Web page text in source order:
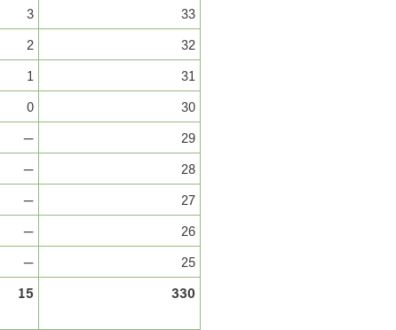
3
33
2
32
1
31
0
30
—
29
—
28
—
27
—
26
—
25
15 330